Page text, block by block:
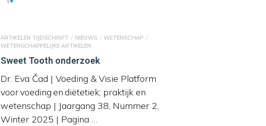
ARTIKELEN TIJDSCHRIFT NIEUWS
WETENSCHAP
WETENSCHAPPELIJKE ARTIKELEN
Sweet Tooth onderzoek
Dr. Eva Čad | Voeding & Visie Platform
voor voeding en diëtetiek; praktijk en
wetenschap | Jaargang 38, Nummer 2,
Winter 2025 | Pagina …